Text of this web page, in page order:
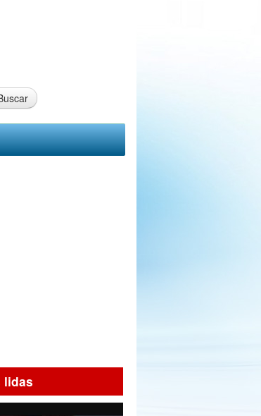
lidas